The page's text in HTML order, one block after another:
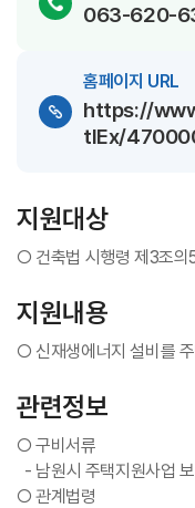
063-620-
홈페이지 URL
https://
tlEx/
지원대상
○ 건축법 시행령 제3조의
지원내용
○ 신재생에너지 설비를
관련정보
○ 구비서류
- 남원시 주택지원사업
○ 관계법령